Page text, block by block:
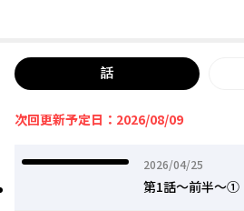
話
次回更新予定日：2026/08/09
2026/04/25
2026年04月25日
第1話～前半～①